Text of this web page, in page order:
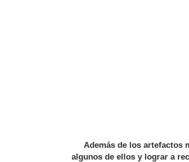
Además de los artefactos
algunos de ellos y lograr a